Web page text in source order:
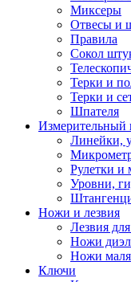
Миксеры
Отвесы и
Правила
Сокол
Терки и
Терки и
Шпателя
Измерительный
Линейки,
Рулетки и
Уровни,
Ножи и лезвия
Лезвия
Ножи
Ножи
Ключи